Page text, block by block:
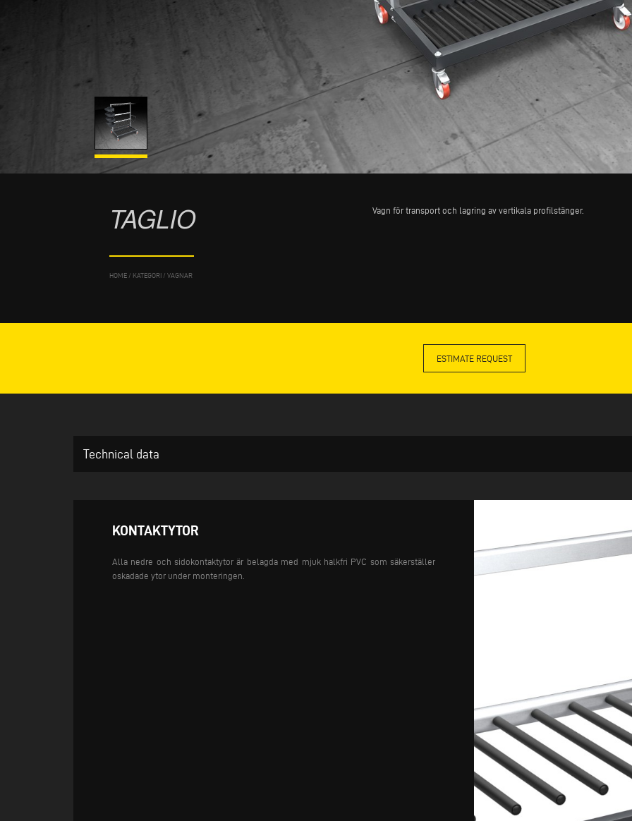
TAGLIO
HOME/ KATEGORI / VAGNAR
Vagn för transport och lagring av vertikala profilstänger.
ESTIMATE REQUEST
Technical data
KONTAKTYTOR
Alla nedre och sidokontaktytor är belagda med mjuk halkfri PVC som säkerställer
oskadade ytor under monteringen.